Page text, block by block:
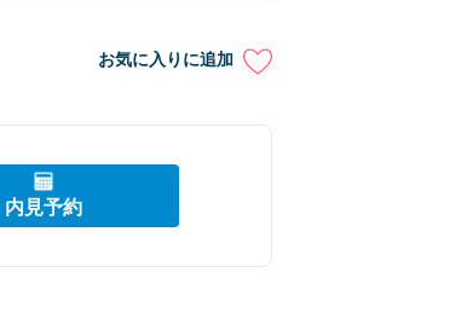
お気に入りに追加
内見予約